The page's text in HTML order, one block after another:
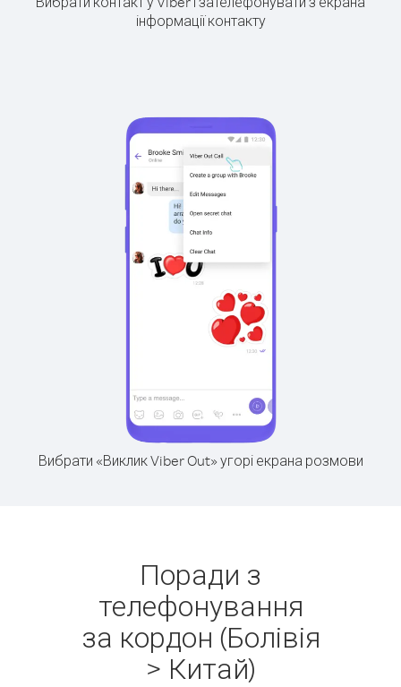
інформації контакту
Вибрати «Виклик Viber Out» угорі екрана розмови
Поради з
телефонування
за кордон (Болівія
> Китай)